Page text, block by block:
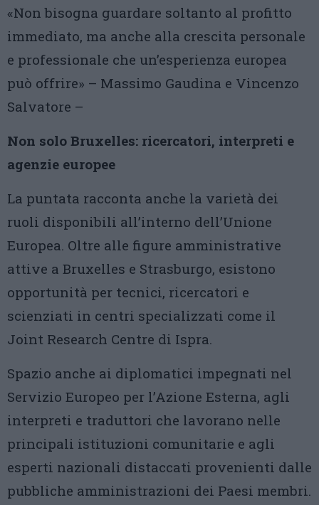
«Non bisogna guardare soltanto al profitto
immediato, ma anche alla crescita personale
e professionale che un’esperienza europea
può offrire» – Massimo Gaudina e Vincenzo
Salvatore –
Non solo Bruxelles: ricercatori, interpreti e
agenzie europee
La puntata racconta anche la varietà dei
ruoli disponibili all’interno dell’Unione
Europea. Oltre alle figure amministrative
attive a Bruxelles e Strasburgo, esistono
opportunità per tecnici, ricercatori e
scienziati in centri specializzati come il
Joint Research Centre di Ispra.
Spazio anche ai diplomatici impegnati nel
Servizio Europeo per l’Azione Esterna, agli
interpreti e traduttori che lavorano nelle
principali istituzioni comunitarie e agli
esperti nazionali distaccati provenienti dalle
pubbliche amministrazioni dei Paesi membri.